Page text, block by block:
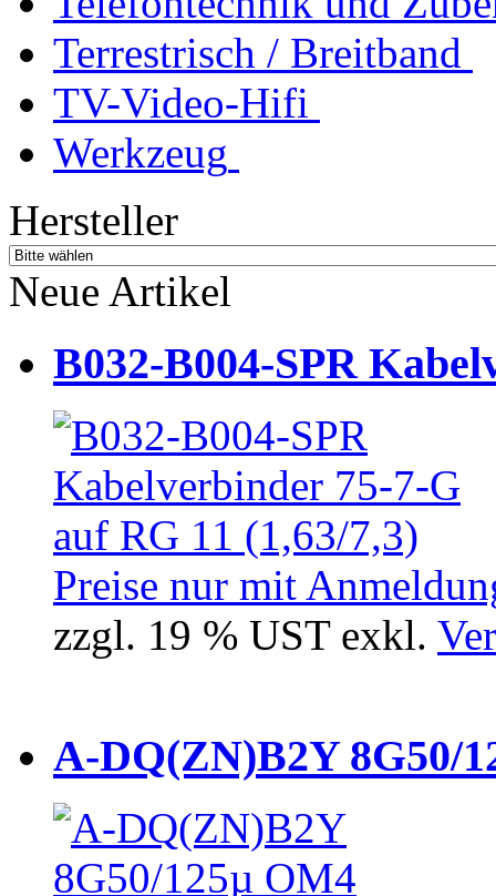
Terrestrisch / Breitband
TV-Video-Hifi
Werkzeug
Hersteller
Neue Artikel
B032-B004-SPR
Preise nur mit
zzgl. 19 % UST exkl.
A-DQ(ZN)B2Y 8G50/